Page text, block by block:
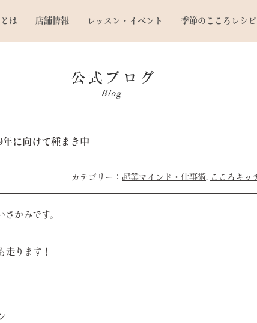
は 店舗情報 レッスン・イベント 季節のこころレシピ
に向けて種まき中
起業マインド・仕事術, こころキッ
かみです。
走ります！